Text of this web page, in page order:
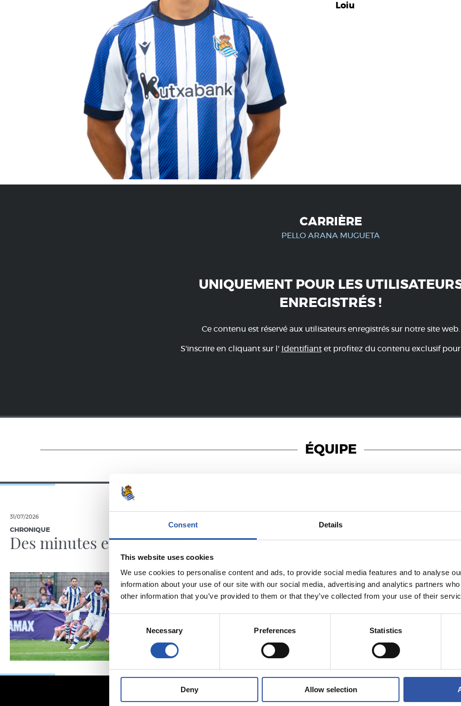
Consent Details
This website uses cookies
We use cookies to personalise content and ads, to provide social media features and to analyse
information about your use of our site with our social media, advertising and analytics partners
other information that you’ve provided to them or that they’ve collected from your use of their
Consent
Selection
Necessary Preferences Statistics
Deny Allow selection
Loiu
CARRIÈRE
PELLO ARANA MUGUETA
UNIQUEMENT POUR LES
ENREGISTRÉS !
Ce contenu est réservé aux utilisateurs enregistrés sur notre site web.
S'inscrire en cliquant sur l' Identifiantet profitez du contenu exclusif pour
ÉQUIPE
31/07/2026
CHRONIQUE
Des minutes en plus Une journée avec
Pellegrino Matarazzo
Verrouillé